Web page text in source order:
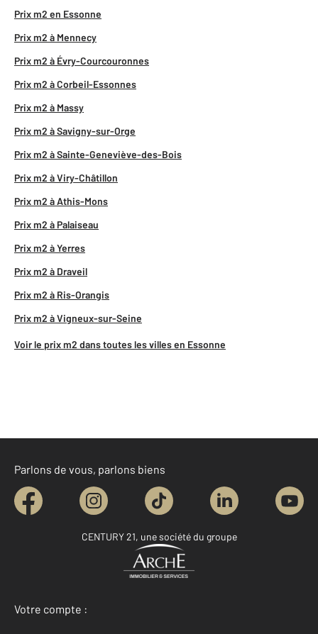
Prix m2 en Essonne
Prix m2 à Mennecy
Prix m2 à Évry-Courcouronnes
Prix m2 à Corbeil-Essonnes
Prix m2 à Massy
Prix m2 à Savigny-sur-Orge
Prix m2 à Sainte-Geneviève-des-Bois
Prix m2 à Viry-Châtillon
Prix m2 à Athis-Mons
Prix m2 à Palaiseau
Prix m2 à Yerres
Prix m2 à Draveil
Prix m2 à Ris-Orangis
Prix m2 à Vigneux-sur-Seine
Voir le prix m2 dans toutes les villes en Essonne
Parlons de vous, parlons biens
CENTURY 21, une société du groupe
Votre compte :